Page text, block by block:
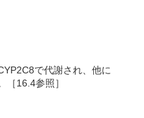
で代謝され、他に
［16.4参照］